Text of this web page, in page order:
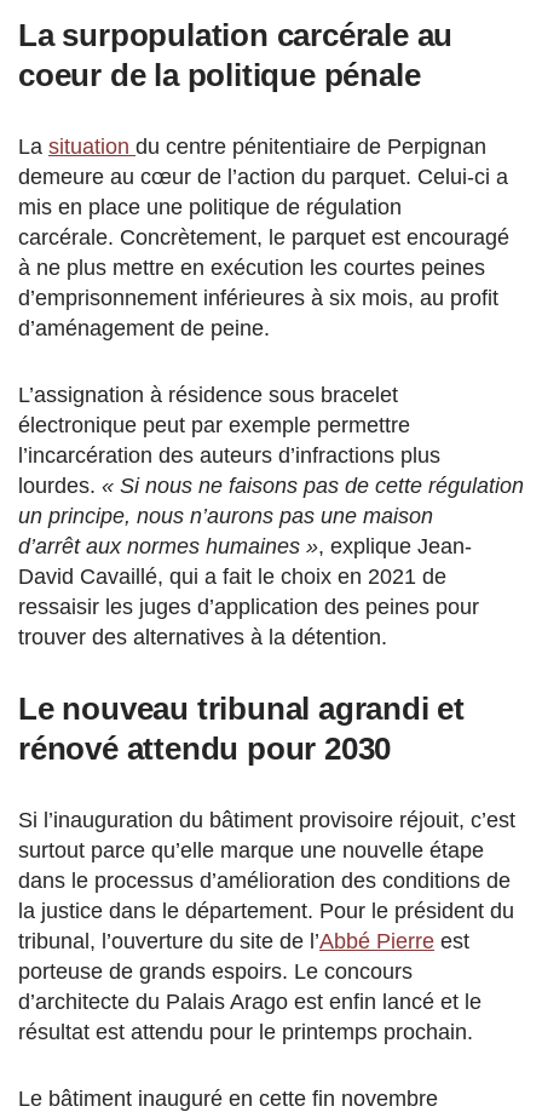
La surpopulation carcérale au
coeur de la politique pénale
La situation du centre pénitentiaire de Perpignan
demeure au cœur de l’action du parquet. Celui-ci a
mis en place une politique de régulation
carcérale. Concrètement, le parquet est encouragé
à ne plus mettre en exécution les courtes peines
d’emprisonnement inférieures à six mois, au profit
d’aménagement de peine.
L’assignation à résidence sous bracelet
électronique peut par exemple permettre
l’incarcération des auteurs d’infractions plus
lourdes. « Si nous ne faisons pas de cette régulation
un principe, nous n’aurons pas une maison
d’arrêt aux normes humaines », explique Jean-
David Cavaillé, qui a fait le choix en 2021 de
ressaisir les juges d’application des peines pour
trouver des alternatives à la détention.
Le nouveau tribunal agrandi et
rénové attendu pour 2030
Si l’inauguration du bâtiment provisoire réjouit, c’est
surtout parce qu’elle marque une nouvelle étape
dans le processus d’amélioration des conditions de
la justice dans le département. Pour le président du
tribunal, l’ouverture du site de l’Abbé Pierre est
porteuse de grands espoirs. Le concours
d’architecte du Palais Arago est enfin lancé et le
résultat est attendu pour le printemps prochain.
Le bâtiment inauguré en cette fin novembre